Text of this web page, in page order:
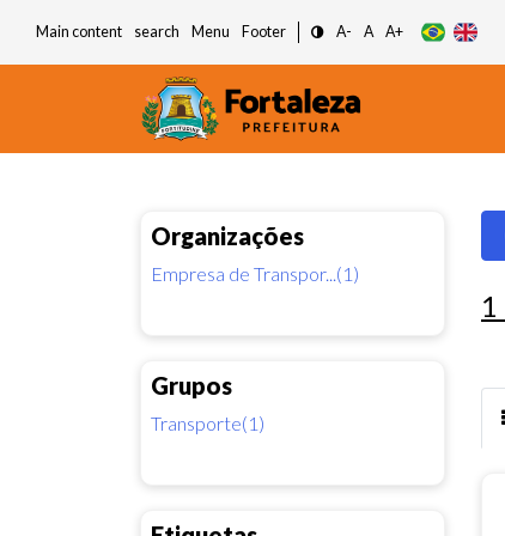
Main content search Menu Footer A- A A+
Organizações
Empresa de Transpor...(1)
Grupos
Transporte(1)
1